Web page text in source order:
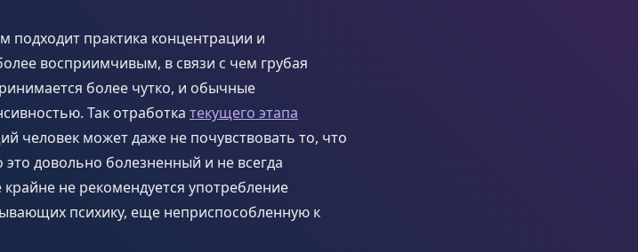
подходит практика концентрации и
восприимчивым, в связи с чем грубая
более чутко, и обычные
Так отработка текущего этапа
человек может даже не почувствовать то, что
довольно болезненный и не всегда
не рекомендуется употребление
психику, еще неприспособленную к